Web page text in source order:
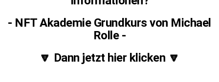
- NFT Akademie Grundkurs von Michael
Rolle -
🔽 Dann jetzt hier klicken 🔽